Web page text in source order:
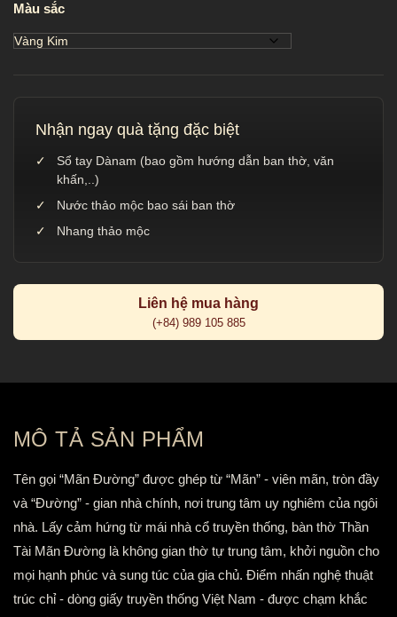
Màu sắc
Nhận ngay quà tặng đặc biệt
Sổ tay Dànam (bao gồm hướng dẫn ban thờ, văn
khấn,..)
Nước thảo mộc bao sái ban thờ
Nhang thảo mộc
Liên hệ mua hàng
(+84) 989 105 885
MÔ TẢ SẢN PHẨM
Tên gọi “Mãn Đường” được ghép từ “Mãn” - viên mãn, tròn đầy
và “Đường” - gian nhà chính, nơi trung tâm uy nghiêm của ngôi
nhà. Lấy cảm hứng từ mái nhà cổ truyền thống, bàn thờ Thần
Tài Mãn Đường là không gian thờ tự trung tâm, khởi nguồn cho
mọi hạnh phúc và sung túc của gia chủ. Điểm nhấn nghệ thuật
trúc chỉ - dòng giấy truyền thống Việt Nam - được chạm khắc